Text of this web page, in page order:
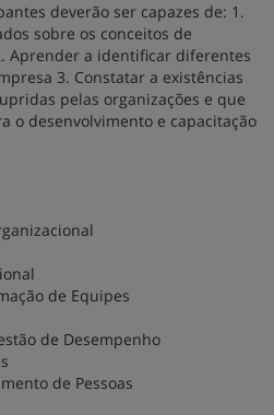
deverão ser capazes de: 1.
sobre os conceitos de
Aprender a identificar diferentes
3. Constatar a existências
pelas organizações e que
o desenvolvimento e capacitação
de Equipes
de Desempenho
de Pessoas